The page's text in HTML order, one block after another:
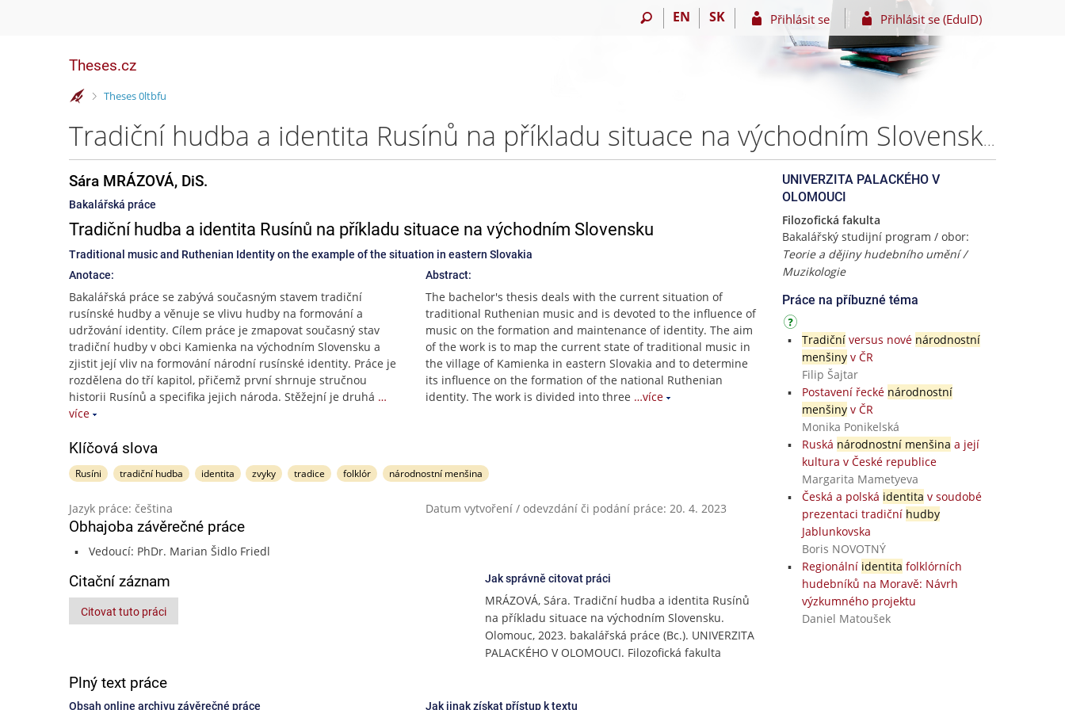
EN SK Přihlásit se Přihlásit se (EduID)
Theses.cz
>
Theses 0ltbfu
Tradiční hudba a identita Rusínů na příkladu situace na východním Slovensku – Sára MRÁZOVÁ, DiS.
Sára MRÁZOVÁ, DiS.
Bakalářská práce
Tradiční hudba a identita Rusínů na příkladu situace na východním Slovensku
Traditional music and Ruthenian Identity on the example of the situation in eastern Slovakia
Anotace:
Bakalářská práce se zabývá současným stavem tradiční
rusínské hudby a věnuje se vlivu hudby na formování a
udržování identity. Cílem práce je zmapovat současný stav
tradiční hudby v obci Kamienka na východním Slovensku a
zjistit její vliv na formování národní rusínské identity. Práce je
rozdělena do tří kapitol, přičemž první shrnuje stručnou
historii Rusínů a specifika jejich národa. Stěžejní je druhá …
více
Abstract:
The bachelor's thesis deals with the current situation of
traditional Ruthenian music and is devoted to the influence of
music on the formation and maintenance of identity. The aim
of the work is to map the current state of traditional music in
the village of Kamienka in eastern Slovakia and to determine
its influence on the formation of the national Ruthenian
identity. The work is divided into three …více
Klíčová slova
Rusíni tradiční hudba identita zvyky tradice folklór národnostní menšina
Jazyk práce: čeština Datum vytvoření / odevzdání či podání práce: 20. 4. 2023
Obhajoba závěrečné práce
Vedoucí: PhDr. Marian Šidlo Friedl
Citační záznam
Citovat tuto práci
Jak správně citovat práci
MRÁZOVÁ, Sára. Tradiční hudba a identita Rusínů
na příkladu situace na východním Slovensku.
Olomouc, 2023. bakalářská práce (Bc.). UNIVERZITA
PALACKÉHO V OLOMOUCI. Filozofická fakulta
Plný text práce
Obsah online archivu závěrečné práce Jak jinak získat přístup k textu
UNIVERZITA PALACKÉHO V
OLOMOUCI
Filozofická fakulta
Bakalářský studijní program / obor:
Teorie a dějiny hudebního umění /
Muzikologie
Práce na příbuzné téma
Tradičníversus nové národnostní
menšinyv ČR
Filip Šajtar
Postavení řecké národnostní
menšinyv ČR
Monika Ponikelská
Ruská národnostní menšina a její
kultura v České republice
Margarita Mametyeva
Česká a polská identita v soudobé
prezentaci tradiční hudby
Jablunkovska
Boris NOVOTNÝ
Regionální identita folklórních
hudebníků na Moravě: Návrh
výzkumného projektu
Daniel Matoušek